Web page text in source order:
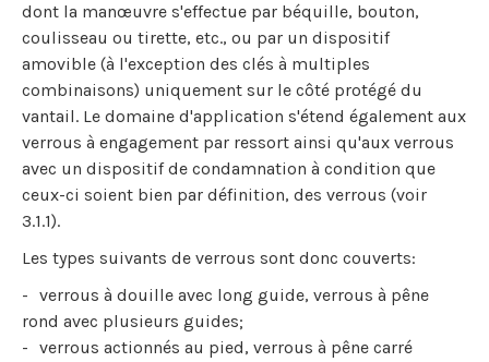
dont la manœuvre s'effectue par béquille, bouton,
coulisseau ou tirette, etc., ou par un dispositif
amovible (à l'exception des clés à multiples
combinaisons) uniquement sur le côté protégé du
vantail. Le domaine d'application s'étend également aux
verrous à engagement par ressort ainsi qu'aux verrous
avec un dispositif de condamnation à condition que
ceux-ci soient bien par définition, des verrous (voir
3.1.1).
Les types suivants de verrous sont donc couverts:
verrous à douille avec long guide, verrous à pêne
rond avec plusieurs guides;
verrous actionnés au pied, verrous à pêne carré